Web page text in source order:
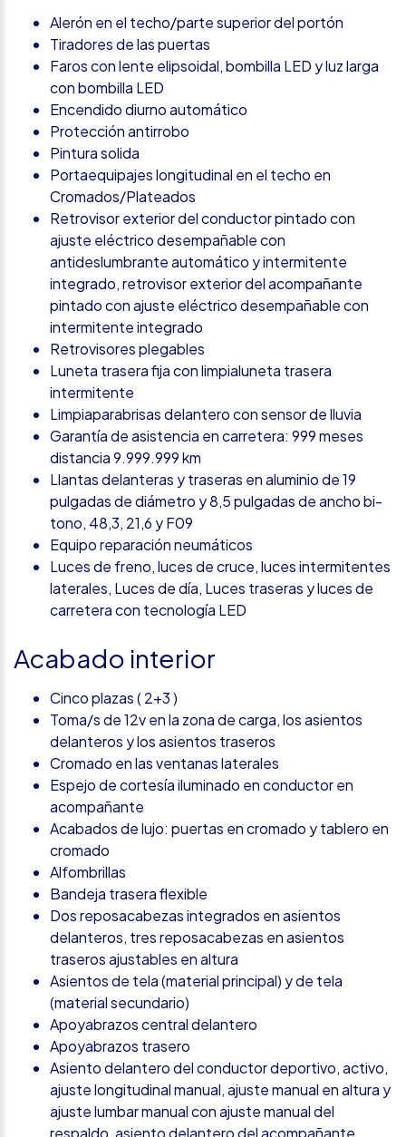
Alerón en el techo/parte superior del portón
Tiradores de las puertas
Faros con lente elipsoidal, bombilla LED y luz larga
con bombilla LED
Encendido diurno automático
Protección antirrobo
Pintura solida
Portaequipajes longitudinal en el techo en
Cromados/Plateados
Retrovisor exterior del conductor pintado con
ajuste eléctrico desempañable con
antideslumbrante automático y intermitente
integrado, retrovisor exterior del acompañante
pintado con ajuste eléctrico desempañable con
intermitente integrado
Retrovisores plegables
Luneta trasera fija con limpialuneta trasera
intermitente
Limpiaparabrisas delantero con sensor de lluvia
Garantía de asistencia en carretera: 999 meses
distancia 9.999.999 km
Llantas delanteras y traseras en aluminio de 19
pulgadas de diámetro y 8,5 pulgadas de ancho bi-
tono, 48,3, 21,6 y F09
Equipo reparación neumáticos
Luces de freno, luces de cruce, luces intermitentes
laterales, Luces de día, Luces traseras y luces de
carretera con tecnología LED
Acabado interior
Cinco plazas ( 2+3 )
Toma/s de 12v en la zona de carga, los asientos
delanteros y los asientos traseros
Cromado en las ventanas laterales
Espejo de cortesía iluminado en conductor en
acompañante
Acabados de lujo: puertas en cromado y tablero en
cromado
Alfombrillas
Bandeja trasera flexible
Dos reposacabezas integrados en asientos
delanteros, tres reposacabezas en asientos
traseros ajustables en altura
Asientos de tela (material principal) y de tela
(material secundario)
Apoyabrazos central delantero
Apoyabrazos trasero
Asiento delantero del conductor deportivo, activo,
ajuste longitudinal manual, ajuste manual en altura y
ajuste lumbar manual con ajuste manual del
respaldo, asiento delantero del acompañante